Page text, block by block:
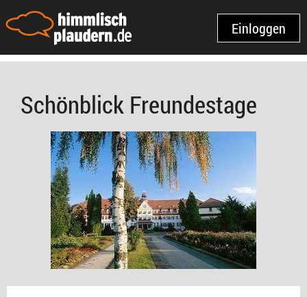
Einloggen
Schönblick Freundestage